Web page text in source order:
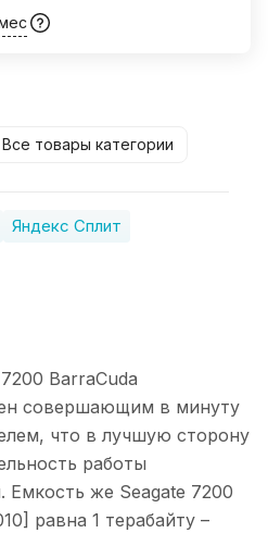
Все товары категории
Яндекс Сплит
BarraCuda
совершающим в минуту
что в лучшую сторону
работы
Емкость же Seagate 7200
равна 1 терабайту –